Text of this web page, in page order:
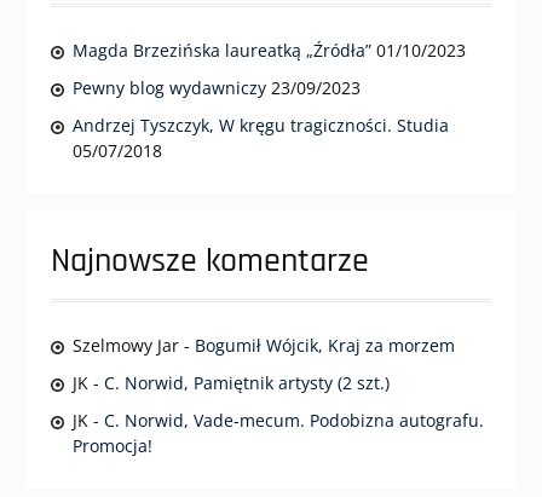
Magda Brzezińska laureatką „Źródła” 01/10/2023
Pewny blog wydawniczy 23/09/2023
Andrzej Tyszczyk, W kręgu tragiczności. Studia
05/07/2018
Najnowsze komentarze
Szelmowy Jar- Bogumił Wójcik, Kraj za morzem
JK- C. Norwid, Pamiętnik artysty (2 szt.)
JK- C. Norwid, Vade-mecum. Podobizna autografu.
Promocja!